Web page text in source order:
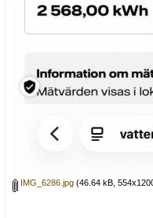
IMG_6286.jpg (46.64 kB,